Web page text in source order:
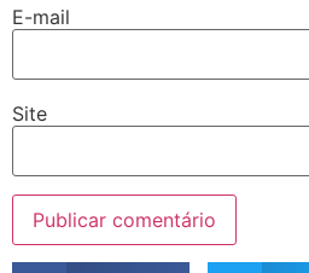
E-mail
Site